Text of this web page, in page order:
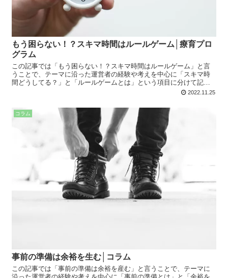
もう困らない！？スキマ時間はルールゲーム│療育プロ
グラム
この記事では「もう困らない！？スキマ時間はルールゲーム」と言
うことで、テーマに沿った運営者の経験や考えを中心に「スキマ時
間どうしてる？」と「ルールゲームとは」という項目に分けて記事
にまとめています。様々な場面で役に立つ内容なので、是非読みく
2022.11.25
コラム
事前の準備は余裕を生む│コラム
この記事では「事前の準備は余裕を産む」と言うことで、テーマに